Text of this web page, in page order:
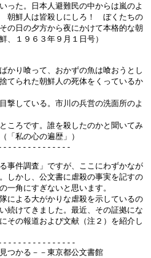
った。日本人避難民の中からは嵐のよ
朝鮮人は皆殺しにしろ！　ぼくたちの
の日の夕方から夜にかけて本格的な朝
、１９６３年９月１日号）
り喰って、おかずの魚は喰おうとし
てられた朝鮮人の死体をくっているか
している。市川の兵営の洗面所のよ
ころです。誰を殺したのかと聞いてみ
「私の心の遍歴」）
件調査」ですが、ここにわずかなが
しかし、公文書に虐殺の事実を記すの
一角にすぎないと思います。
よる大がかりな虐殺を示しているの
続けてきました。最近、その証拠にな
その報道および文献（注２）を紹介し
つかる－－東京都公文書館